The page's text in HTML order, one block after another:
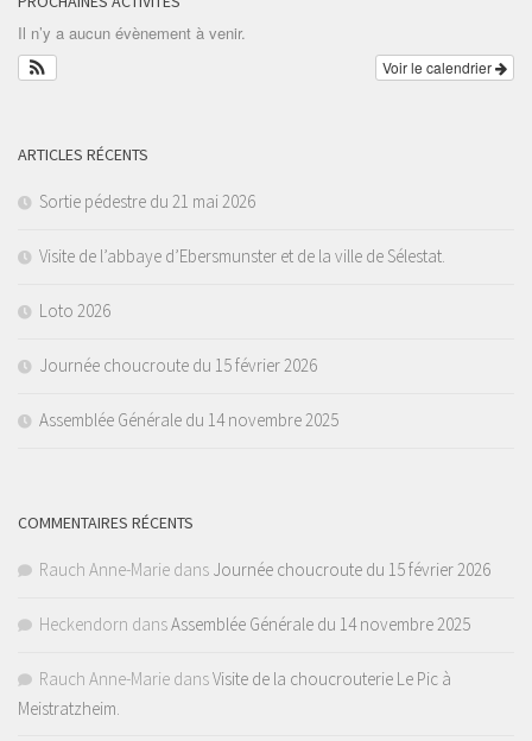
Il n’y a aucun évènement à venir.
Voir le calendrier
ARTICLES RÉCENTS
Sortie pédestre du 21 mai 2026
Visite de l’abbaye d’Ebersmunster et de la ville de Sélestat.
Loto 2026
Journée choucroute du 15 février 2026
Assemblée Générale du 14 novembre 2025
COMMENTAIRES RÉCENTS
Rauch Anne-Marie dans Journée choucroute du 15 février 2026
Heckendorn dansAssemblée Générale du 14 novembre 2025
Rauch Anne-Marie dansVisite de la choucrouterie Le Pic à
Meistratzheim.